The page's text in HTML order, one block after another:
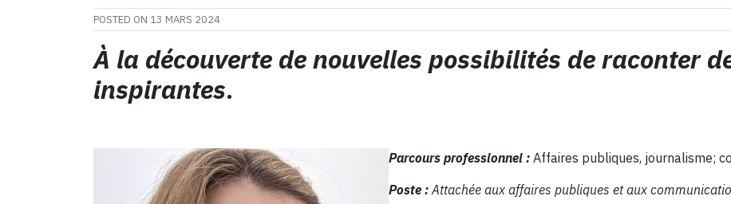
POSTED ON 13 MARS 2024
À la découverte de nouvelles possibilités de raconter
inspirantes.
Parcours professionnel : Affaires publiques, journalisme;
Poste :Attachée aux affaires publiques et aux